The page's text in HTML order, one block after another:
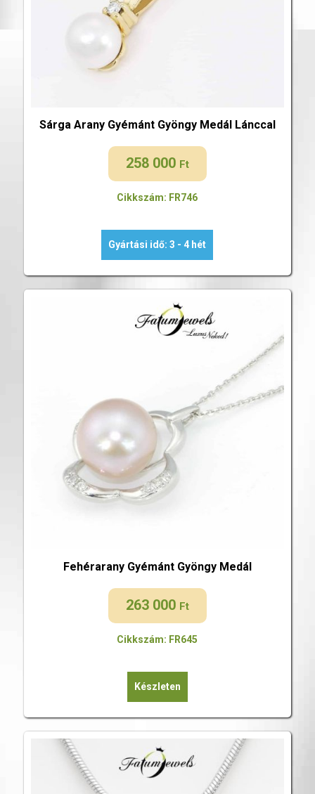
Sárga Arany Gyémánt Gyöngy Medál Lánccal
258 000 Ft
Cikkszám: FR746
Gyártási idő: 3 - 4 hét
Fehérarany Gyémánt Gyöngy Medál
263 000 Ft
Cikkszám: FR645
Készleten